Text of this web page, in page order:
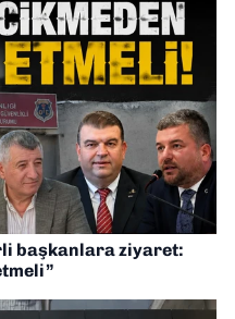
başkanlara ziyaret: